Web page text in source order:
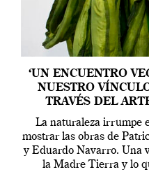
‘UN ENCUENTRO
NUESTRO
TRAVÉS DEL
La naturaleza irrumpe
mostrar las obras de
y Eduardo Navarro. Una
la Madre Tierra y lo